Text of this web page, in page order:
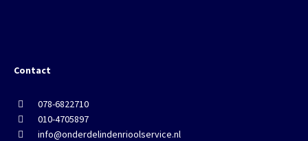
Contact
078-6822710
010-4705897
info@onderdelindenrioolservice.nl